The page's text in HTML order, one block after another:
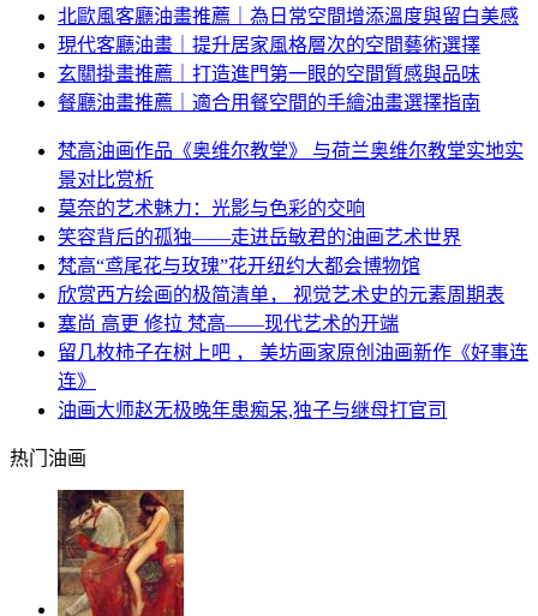
北歐風客廳油畫推薦｜為日常空間增添溫度與留白美感
現代客廳油畫｜提升居家風格層次的空間藝術選擇
玄關掛畫推薦｜打造進門第一眼的空間質感與品味
餐廳油畫推薦｜適合用餐空間的手繪油畫選擇指南
梵高油画作品《奥维尔教堂》 与荷兰奥维尔教堂实地实
景对比赏析
莫奈的艺术魅力：光影与色彩的交响
笑容背后的孤独——走进岳敏君的油画艺术世界
梵高“鸢尾花与玫瑰”花开纽约大都会博物馆
欣赏西方绘画的极简清单， 视觉艺术史的元素周期表
塞尚 高更 修拉 梵高——现代艺术的开端
留几枚柿子在树上吧 ， 美坊画家原创油画新作《好事连
连》
油画大师赵无极晚年患痴呆,独子与继母打官司
热门油画